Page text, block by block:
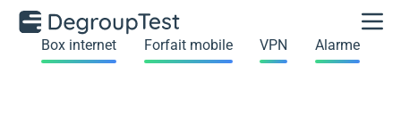
Box internet Forfait mobile VPN Alarme